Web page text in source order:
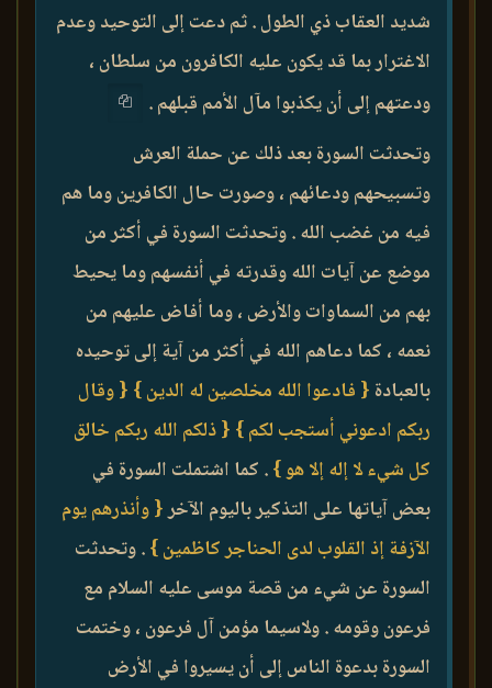
شديد العقاب ذي الطول . ثم دعت إلى التوحيد وعدم
الاغترار بما قد يكون عليه الكافرون من سلطان ،
ودعتهم إلى أن يكذبوا مآل الأمم قبلهم .
وتحدثت السورة بعد ذلك عن حملة العرش
وتسبيحهم ودعائهم ، وصورت حال الكافرين وما هم
فيه من غضب الله . وتحدثت السورة في أكثر من
موضع عن آيات الله وقدرته في أنفسهم وما يحيط
بهم من السماوات والأرض ، وما أفاض عليهم من
نعمه ، كما دعاهم الله في أكثر من آية إلى توحيده
بالعبادة { فادعوا الله مخلصين له الدين } { وقال
ربكم ادعوني أستجب لكم } { ذلكم الله ربكم خالق
كل شيء لا إله إلا هو }. كما اشتملت السورة في
بعض آياتها على التذكير باليوم الآخر{ وأنذرهم يوم
الآزفة إذ القلوب لدى الحناجر كاظمين }. وتحدثت
السورة عن شيء من قصة موسى عليه السلام مع
فرعون وقومه . ولاسيما مؤمن آل فرعون ، وختمت
السورة بدعوة الناس إلى أن يسيروا في الأرض